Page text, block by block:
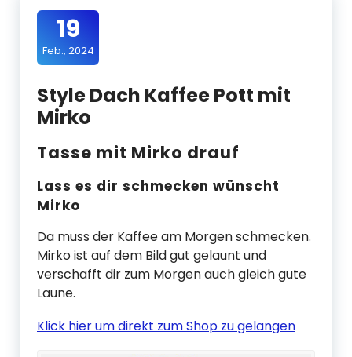
19
Feb., 2024
Style Dach Kaffee Pott mit
Mirko
Tasse mit Mirko drauf
Lass es dir schmecken wünscht
Mirko
Da muss der Kaffee am Morgen schmecken.
Mirko ist auf dem Bild gut gelaunt und
verschafft dir zum Morgen auch gleich gute
Laune.
Klick hier um direkt zum Shop zu gelangen